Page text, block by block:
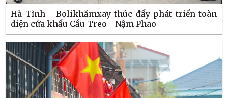
Hà Tĩnh - Bolikhămxay thúc đẩy phát triển toàn
diện cửa khẩu Cầu Treo - Nậm Phao